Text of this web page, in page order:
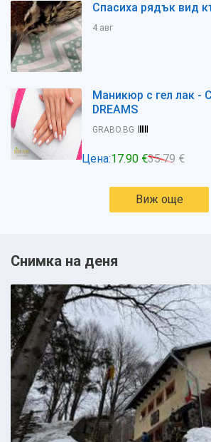
Спасиха рядък вид
4 авг
Маникюр с гел лак -
DREAMS
GRABO.BG
Цена:17.90 €35.79 €
Виж още
Снимка на деня